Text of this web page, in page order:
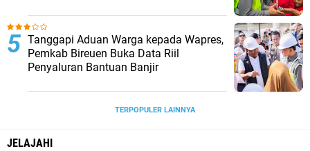
Tanggapi Aduan Warga kepada Wapres,
Pemkab Bireuen Buka Data Riil
Penyaluran Bantuan Banjir
TERPOPULER LAINNYA
JELAJAHI